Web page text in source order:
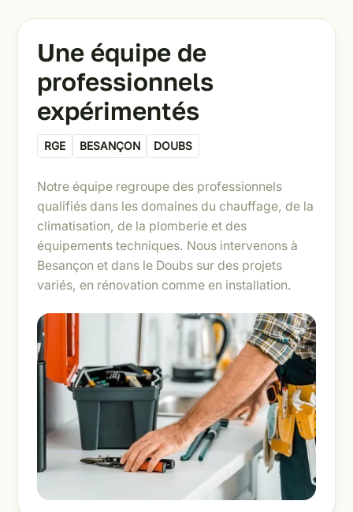
Une équipe de
professionnels
expérimentés
RGE BESANÇON DOUBS
Notre équipe regroupe des professionnels
qualifiés dans les domaines du chauffage, de la
climatisation, de la plomberie et des
équipements techniques. Nous intervenons à
Besançon et dans le Doubs sur des projets
variés, en rénovation comme en installation.